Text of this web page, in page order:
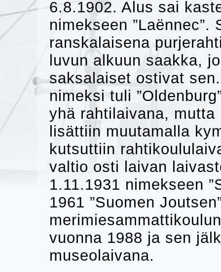
6.8.1902. Alus sai
nimekseen ”Laënnec”.
ranskalaisena
luvun alkuun saakka,
saksalaiset ostivat
nimeksi tuli
yhä rahtilaivana, mutta
lisättiin muutamalla
kutsuttiin
valtio osti laivan
1.11.1931 nimekseen
1961 ”Suomen
vuonna 1988 ja sen
museolaivana.